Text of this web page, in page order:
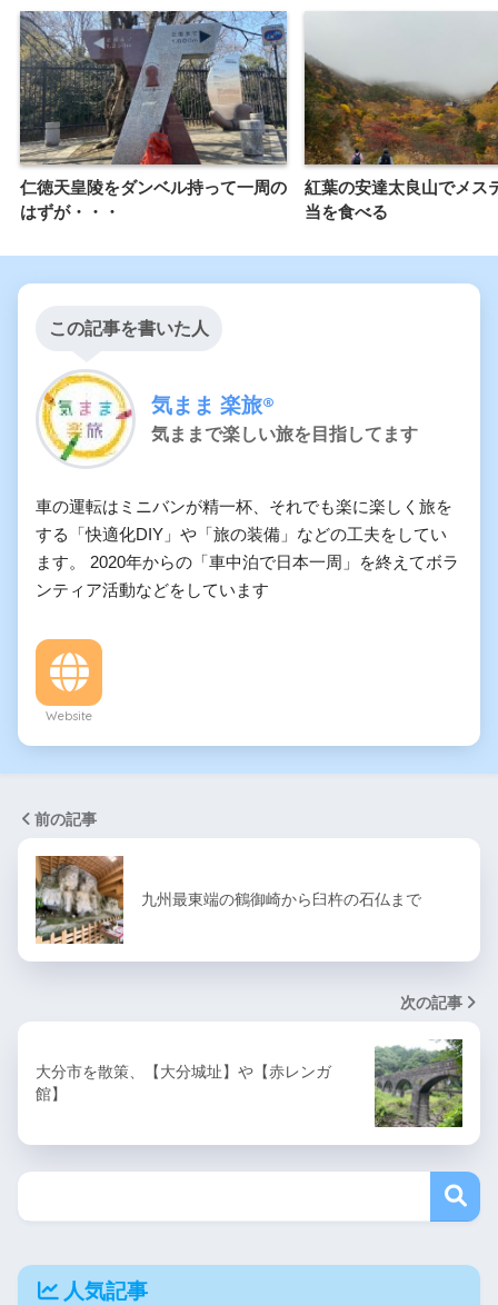
仁徳天皇陵をダンベル持って一周の
はずが・・・
紅葉の安達太良山でメス
当を食べる
この記事を書いた人
気まま 楽旅®︎
気ままで楽しい旅を目指してます
車の運転はミニバンが精一杯、それでも楽に楽しく旅を
する「快適化DIY」や「旅の装備」などの工夫をしてい
ます。 2020年からの「車中泊で日本一周」を終えてボラ
ンティア活動などをしています
Website
前の記事
九州最東端の鶴御崎から臼杵の石仏まで
次の記事
大分市を散策、【大分城址】や【赤レンガ
館】
人気記事